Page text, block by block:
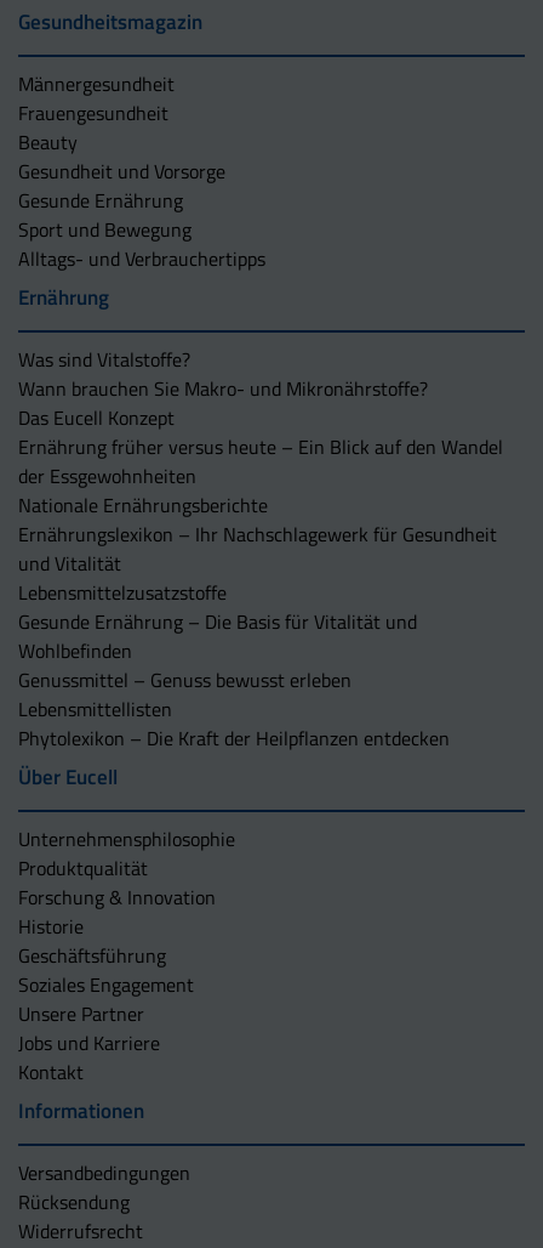
Gesundheitsmagazin
Männergesundheit
Frauengesundheit
Beauty
Gesundheit und Vorsorge
Gesunde Ernährung
Sport und Bewegung
Alltags- und Verbrauchertipps
Ernährung
Was sind Vitalstoffe?
Wann brauchen Sie Makro- und Mikronährstoffe?
Das Eucell Konzept
Ernährung früher versus heute – Ein Blick auf den Wandel
der Essgewohnheiten
Nationale Ernährungsberichte
Ernährungslexikon – Ihr Nachschlagewerk für Gesundheit
und Vitalität
Lebensmittelzusatzstoffe
Gesunde Ernährung – Die Basis für Vitalität und
Wohlbefinden
Genussmittel – Genuss bewusst erleben
Lebensmittellisten
Phytolexikon – Die Kraft der Heilpflanzen entdecken
Über Eucell
Unternehmens­philosophie
Produktqualität
Forschung & Innovation
Historie
Geschäftsführung
Soziales Engagement
Unsere Partner
Jobs und Karriere
Kontakt
Informationen
Versandbedingungen
Rücksendung
Widerrufsrecht